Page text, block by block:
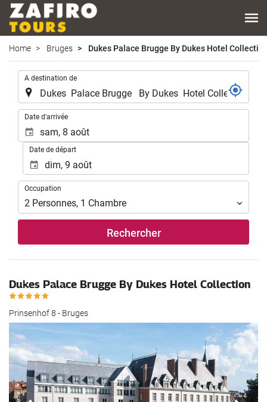
Home Bruges Dukes Palace Brugge By Dukes Hotel
A destination de
Date d'arrivée
Date de départ
Occupation
Occupation
2 Personnes, 1 Chambre
Rechercher
Dukes Palace Brugge By Dukes Hotel Collection
Prinsenhof 8 - Bruges